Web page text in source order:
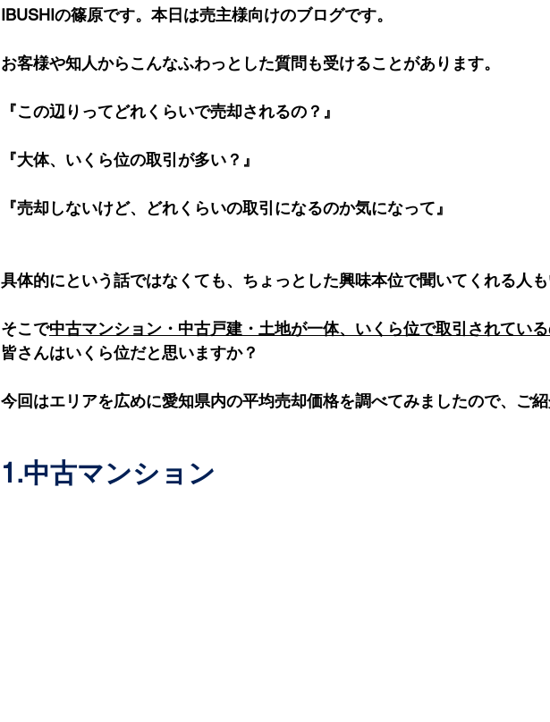
IBUSHIの篠原です。本日は売主様向けのブログです。
お客様や知人からこんなふわっとした質問も受けることがあります。
『この辺りってどれくらいで売却されるの？』
『大体、いくら位の取引が多い？』
『売却しないけど、どれくらいの取引になるのか気になって』
具体的にという話ではなくても、ちょっとした興味本位で聞いてくれる人
そこで中古マンション・中古戸建・土地が一体、いくら位で取引されてい
皆さんはいくら位だと思いますか？
今回はエリアを広めに愛知県内の平均売却価格を調べてみましたので、ご
1.中古マンション